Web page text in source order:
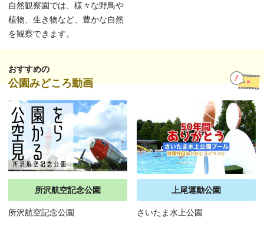
自然観察園では、様々な野鳥や
植物、生き物など、豊かな自然
を観察できます。
おすすめの
公園みどころ動画
所沢航空記念公園
所沢航空記念公園
上尾運動公園
さいたま水上公園